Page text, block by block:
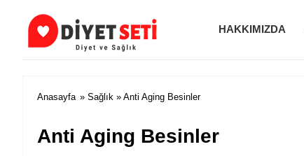
Diyet ve Zayıflama
HAKKIMIZDA
Anasayfa » Sağlık » Anti Aging Besinler
Anti Aging Besinler